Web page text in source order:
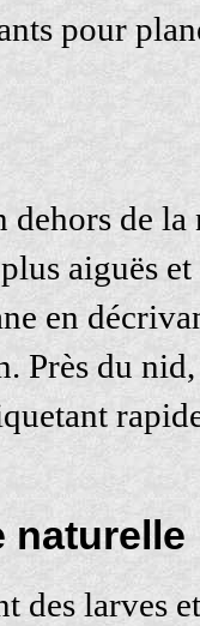
pour
dehors de
aiguës
en
Près du
naturelle
des larves